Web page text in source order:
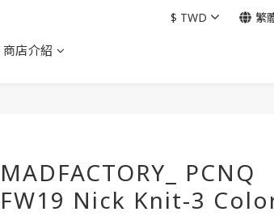
商店介紹
$ TWD 繁
MADFACTORY_ PCNQ
FW19 Nick Knit-3